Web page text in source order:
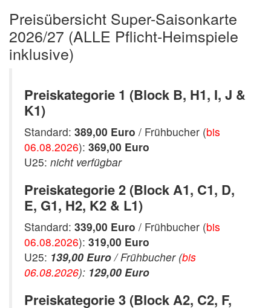
Preisübersicht Super-Saisonkarte
2026/27 (ALLE Pflicht-Heimspiele
inklusive)
Preiskategorie 1 (Block B, H1, I, J &
K1)
Standard: 389,00 Euro / Frühbucher (bis
06.08.2026): 369,00 Euro
U25: nicht verfügbar
Preiskategorie 2 (Block A1, C1, D,
E, G1, H2, K2 & L1)
Standard: 339,00 Euro / Frühbucher (bis
06.08.2026): 319,00 Euro
U25: 139,00 Euro/ Frühbucher (bis
06.08.2026): 129,00 Euro
Preiskategorie 3 (Block A2, C2, F,